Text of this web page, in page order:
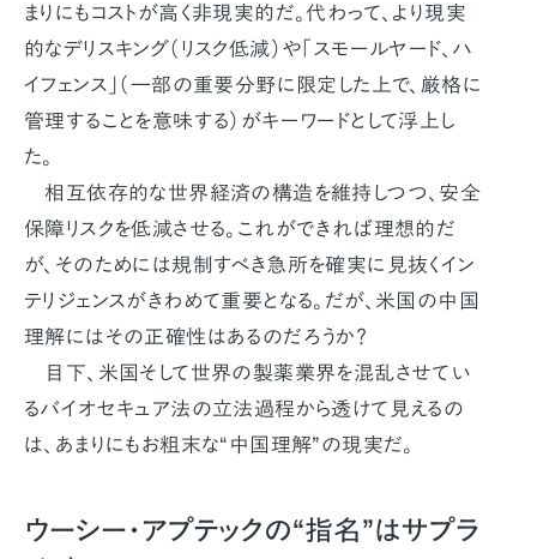
まりにもコストが高く非現実的だ。代わって、より現実
的なデリスキング（リスク低減）や「スモールヤード、ハ
イフェンス」（一部の重要分野に限定した上で、厳格に
管理することを意味する）がキーワードとして浮上し
た。
相互依存的な世界経済の構造を維持しつつ、安全
保障リスクを低減させる。これができれば理想的だ
が、そのためには規制すべき急所を確実に見抜くイン
テリジェンスがきわめて重要となる。だが、米国の中国
理解にはその正確性はあるのだろうか？
目下、米国そして世界の製薬業界を混乱させてい
るバイオセキュア法の立法過程から透けて見えるの
は、あまりにもお粗末な“中国理解”の現実だ。
ウーシー・アプテックの“指名”はサプラ